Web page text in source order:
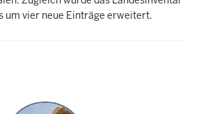
um vier neue Einträge erweitert.